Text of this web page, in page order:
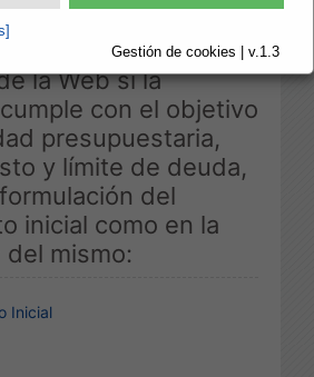
Gestión de cookies | v.1.3
en un apartado
la Web si la
con el objetivo
presupuestaria,
y límite de deuda,
del
inicial como en la
del mismo:
Inicial